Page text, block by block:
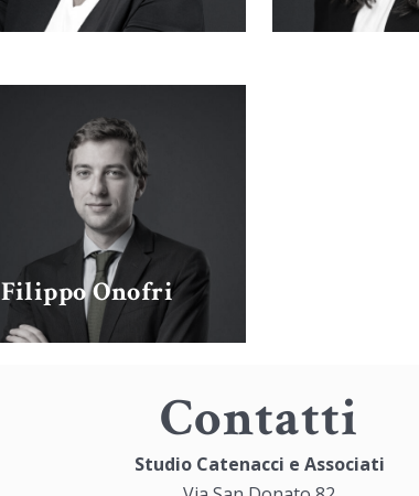
Filippo Onofri
Contatti
Studio Catenacci e Associati